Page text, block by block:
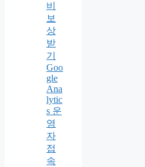
비
보
상
받
기
Goo
gle
Ana
lytic
s 운
영
자
접
속